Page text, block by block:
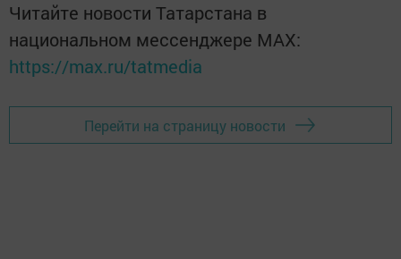
Читайте новости Татарстана в
национальном мессенджере MАХ:
https://max.ru/tatmedia
Перейти на страницу новости